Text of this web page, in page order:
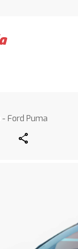
- Ford Puma
Share